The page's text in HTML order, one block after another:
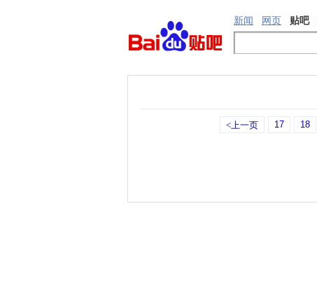
新闻 网页 贴吧
<上一页 17 18